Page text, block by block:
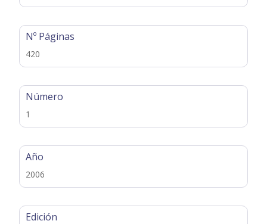
Nº Páginas
420
Número
1
Año
2006
Edición